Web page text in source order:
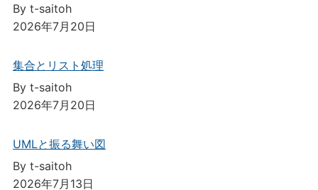
By t-saitoh
2026年7月20日
集合とリスト処理
By t-saitoh
2026年7月20日
UMLと振る舞い図
By t-saitoh
2026年7月13日